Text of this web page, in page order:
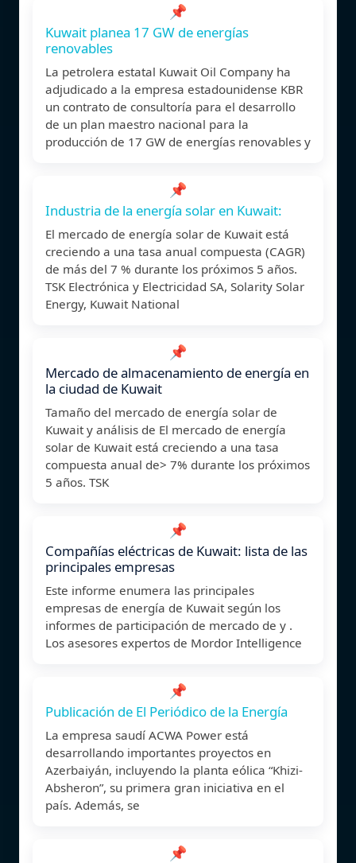
📌
Kuwait planea 17 GW de energías
renovables
La petrolera estatal Kuwait Oil Company ha
adjudicado a la empresa estadounidense KBR
un contrato de consultoría para el desarrollo
de un plan maestro nacional para la
producción de 17 GW de energías renovables y
📌
Industria de la energía solar en Kuwait:
El mercado de energía solar de Kuwait está
creciendo a una tasa anual compuesta (CAGR)
de más del 7 % durante los próximos 5 años.
TSK Electrónica y Electricidad SA, Solarity Solar
Energy, Kuwait National
📌
Mercado de almacenamiento de energía en
la ciudad de Kuwait
Tamaño del mercado de energía solar de
Kuwait y análisis de El mercado de energía
solar de Kuwait está creciendo a una tasa
compuesta anual de> 7% durante los próximos
5 años. TSK
📌
Compañías eléctricas de Kuwait: lista de las
principales empresas
Este informe enumera las principales
empresas de energía de Kuwait según los
informes de participación de mercado de y .
Los asesores expertos de Mordor Intelligence
📌
Publicación de El Periódico de la Energía
La empresa saudí ACWA Power está
desarrollando importantes proyectos en
Azerbaiyán, incluyendo la planta eólica “Khizi-
Absheron”, su primera gran iniciativa en el
país. Además, se
📌